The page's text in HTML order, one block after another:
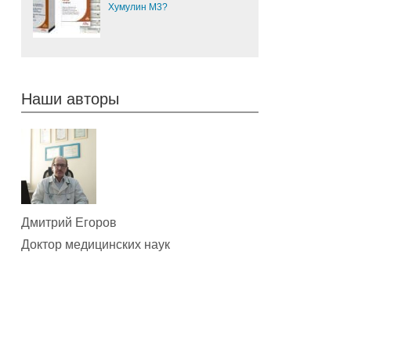
Хумулин М3?
Наши авторы
Дмитрий Егоров
Доктор медицинских наук